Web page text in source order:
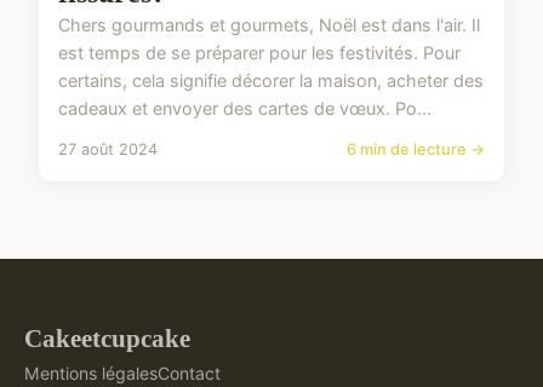
Chers gourmands et gourmets, Noël est dans l'air. Il
est temps de se préparer pour les festivités. Pour
certains, cela signifie décorer la maison, acheter des
cadeaux et envoyer des cartes de vœux. Po...
27 août 2024 6 min de lecture →
Cakeetcupcake
Mentions légalesContact